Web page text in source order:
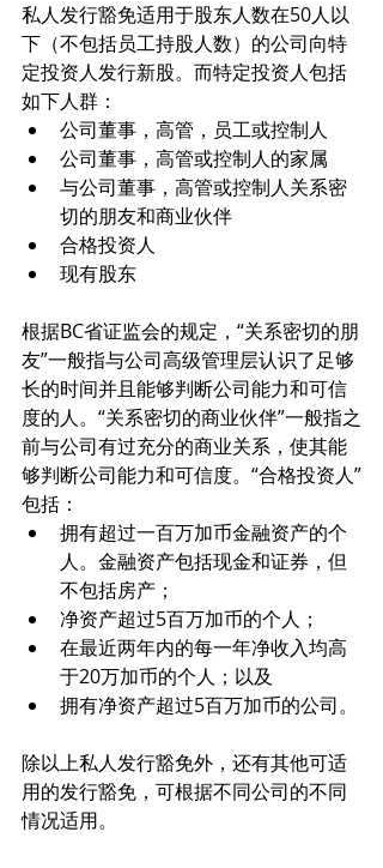
私人发行豁免适用于股东人数在50人以
下（不包括员工持股人数）的公司向特
定投资人发行新股。而特定投资人包括
如下人群：
公司董事，高管，员工或控制人
公司董事，高管或控制人的家属
与公司董事，高管或控制人关系密
切的朋友和商业伙伴
合格投资人
现有股东
根据BC省证监会的规定，“关系密切的朋
友”一般指与公司高级管理层认识了足够
长的时间并且能够判断公司能力和可信
度的人。“关系密切的商业伙伴”一般指之
前与公司有过充分的商业关系，使其能
够判断公司能力和可信度。“合格投资人”
包括：
拥有超过一百万加币金融资产的个
人。金融资产包括现金和证券，但
不包括房产；
净资产超过5百万加币的个人；
在最近两年内的每一年净收入均高
于20万加币的个人；以及
拥有净资产超过5百万加币的公司。
除以上私人发行豁免外，还有其他可适
用的发行豁免，可根据不同公司的不同
情况适用。